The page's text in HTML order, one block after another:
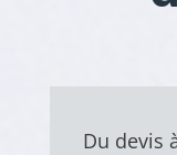
Du devis